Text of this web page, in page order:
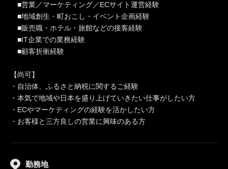
■営業／マーケティング／ECサイト運営経験
■地域創生・町おこし・イベント企画経験
■販売職・ホテル・旅館などの接客経験
■IT企業での業務経験
■顧客折衝経験
【尚可】
・自治体、ふるさと納税に関するご経験
・本気で地域や日本を盛り上げていきたい仕事がしたい方
・ECやマーケティングの経験を活かしたい方
・お客様と三方良しの営業に興味のある方
勤務地